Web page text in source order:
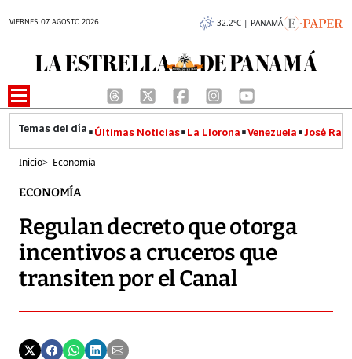
VIERNES 07 AGOSTO 2026 32.2°C | PANAMÁ
Últimas Noticias La Llorona Venezuela José
Inicio> Economía
ECONOMÍA
Regulan decreto que otorga
incentivos a cruceros que
transiten por el Canal